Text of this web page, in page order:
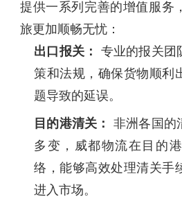
提供一系列完善的增值服务
旅更加顺畅无忧：
出口报关： 专业的报关团
策和法规，确保货物顺利
题导致的延误。
目的港清关： 非洲各国的
多变，威都物流在目的
络，能够高效处理清关手
进入市场。